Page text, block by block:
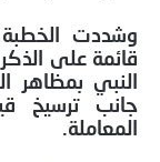
وشددت
قائمة على
النبي بمظاهر
جانب ترسيخ
المعاملة.